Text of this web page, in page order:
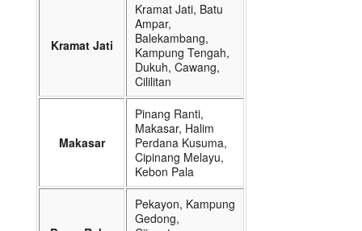
Kramat Jati
Kramat Jati, Batu
Ampar,
Balekambang,
Kampung Tengah,
Dukuh, Cawang,
Cililitan
Makasar
Pinang Ranti,
Makasar, Halim
Perdana Kusuma,
Cipinang Melayu,
Kebon Pala
Pekayon, Kampung
Gedong,